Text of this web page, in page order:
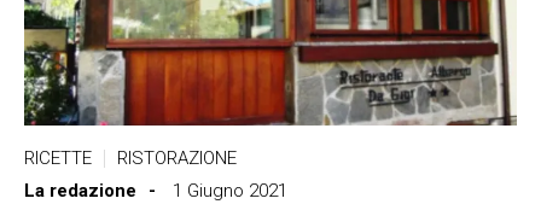
RICETTE
RISTORAZIONE
La redazione
1 Giugno 2021